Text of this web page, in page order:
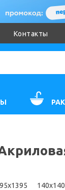
Контакты
140x140